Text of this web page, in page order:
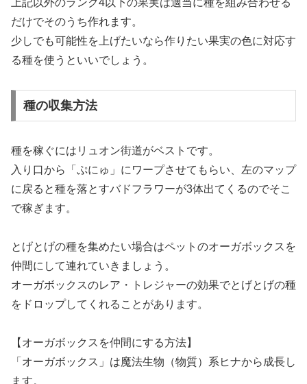
上記以外のランク4以下の果実は適当に種を組み合わせる
だけでそのうち作れます。
少しでも可能性を上げたいなら作りたい果実の色に対応す
る種を使うといいでしょう。
種の収集方法
種を稼ぐにはリュオン街道がベストです。
入り口から「ぷにゅ」にワープさせてもらい、左のマップ
に戻ると種を落とすバドフラワーが3体出てくるのでそこ
で稼ぎます。
とげとげの種を集めたい場合はペットのオーガボックスを
仲間にして連れていきましょう。
オーガボックスのレア・トレジャーの効果でとげとげの種
をドロップしてくれることがあります。
【オーガボックスを仲間にする方法】
「オーガボックス」は魔法生物（物質）系ヒナから成長し
ます。